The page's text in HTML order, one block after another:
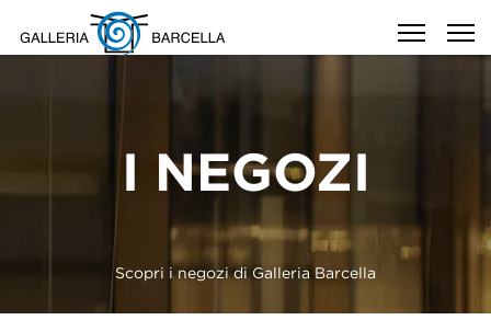
I NEGOZI
Scopri i negozi di Galleria Barcella